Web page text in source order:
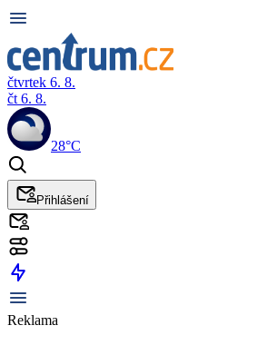
čtvrtek 6. 8.
čt 6. 8.
28°C
Přihlášení
Reklama